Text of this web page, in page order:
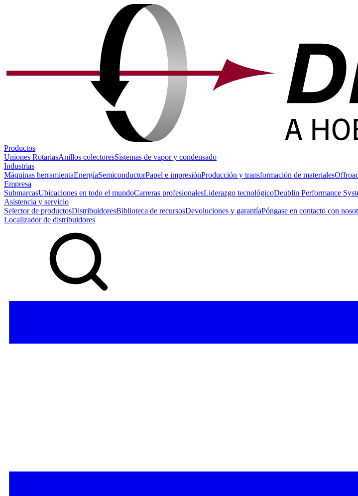
Productos
Uniones RotariasAnillos colectoresSistemas de vapor y condensado
Industrias
Máquinas herramientaEnergíaSemiconductorPapel e impresiónProducción y transformación de materiales
Empresa
SubmarcasUbicaciones en todo el mundoCarreras profesionalesLiderazgo tecnológicoDeublin Performance
Asistencia y servicio
Selector de productosDistribuidoresBiblioteca de recursosDevoluciones y garantíaPóngase en contacto con
Localizador de distribuidores